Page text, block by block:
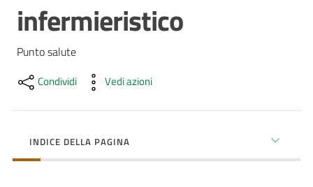
e
percorsi
di
cura
per...
infermieristico
Punto salute
Condividi Vedi azioni
INDICE DELLA PAGINA